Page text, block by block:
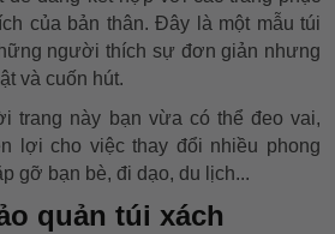
của bản thân. Đây là một mẫu túi
người thích sự đơn giản nhưng
và cuốn hút.
trang này bạn vừa có thể đeo vai,
lợi cho việc thay đổi nhiều phong
gỡ bạn bè, đi dạo, du lịch...
quản túi xách